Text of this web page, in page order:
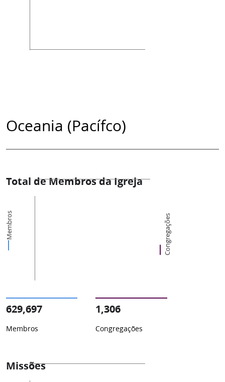
Oceania (Pacífco)
Total de Membros da Igreja
Membros Congregações
629,697
Membros
1,306
Congregações
Missões